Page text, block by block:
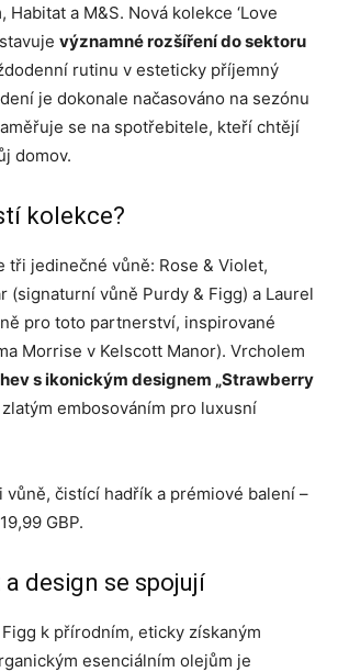
Habitat a M&S. Nová kolekce ‘Love
významné rozšíření do sektoru
rutinu v esteticky příjemný
je dokonale načasováno na sezónu
se na spotřebitele, kteří chtějí
domov.
kolekce?
tři jedinečné vůně: Rose & Violet,
(signaturní vůně Purdy & Figg) a Laurel
pro toto partnerství, inspirované
Morrise v Kelscott Manor). Vrcholem
s ikonickým designem „Strawberry
embosováním pro luxusní
vůně, čistící hadřík a prémiové balení –
GBP.
design se spojují
k přírodním, eticky získaným
esenciálním olejům je